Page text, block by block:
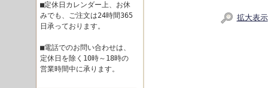
■定休日カレンダー上、お休
みでも、ご注文は24時間365
日承っております。
■電話でのお問い合わせは、
定休日を除く10時～18時の
営業時間中に承ります。
拡大表示